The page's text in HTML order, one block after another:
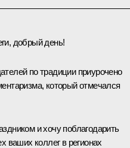
добрый день!
по традиции приурочено
который отмечался
и хочу поблагодарить
ваших коллег в регионах